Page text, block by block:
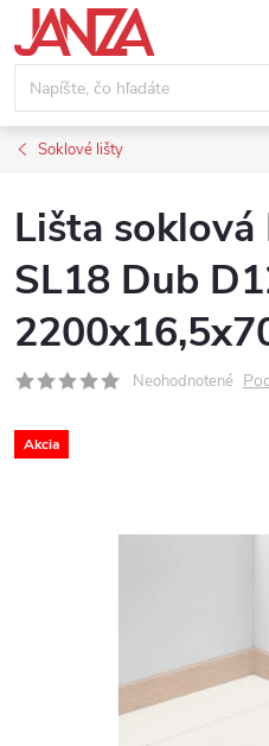
Prejsť na obsah
Soklové lišty
Lišta soklová
SL18 Dub
Neohodnotené
Akcia